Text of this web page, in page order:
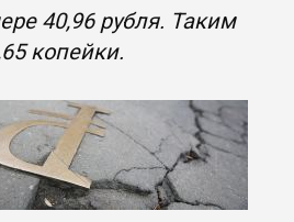
40,96 рубля. Таким
копейки.